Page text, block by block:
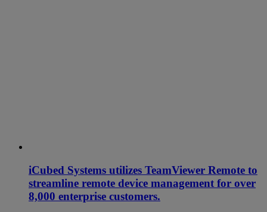
iCubed Systems utilizes TeamViewer Remote to
streamline remote device management for over
8,000 enterprise customers.